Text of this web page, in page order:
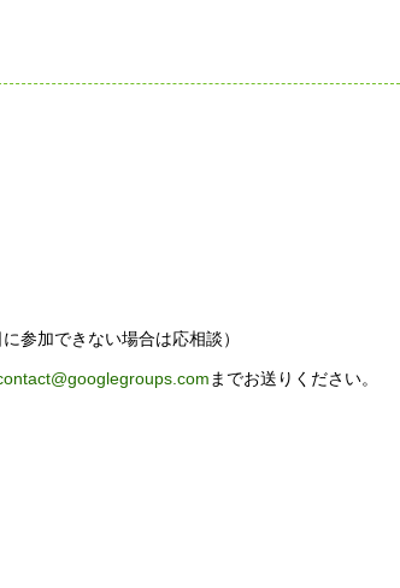
参加できない場合は応相談）
までお送りください。